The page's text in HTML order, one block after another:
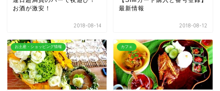
お酒が激安！
2018-08-14
最新情報
2018-08-12
お土産・ショッピング情報 カフェ